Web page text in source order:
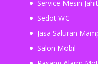
Service Mesin Jahit
Sedot WC
Jasa Saluran
Salon Mobil